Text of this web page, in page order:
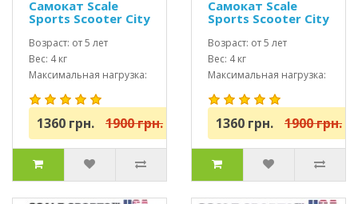
Самокат Scale
Sports Scooter City
Возраст: от 5 лет
Вес: 4 кг
Максимальная нагрузка:
до 100 кг
1360 грн. 1900 грн.
Самокат Scale
Sports Scooter City
Возраст: от 5 лет
Вес: 4 кг
Максимальная нагрузка:
до 100 кг
1360 грн. 1900 грн.